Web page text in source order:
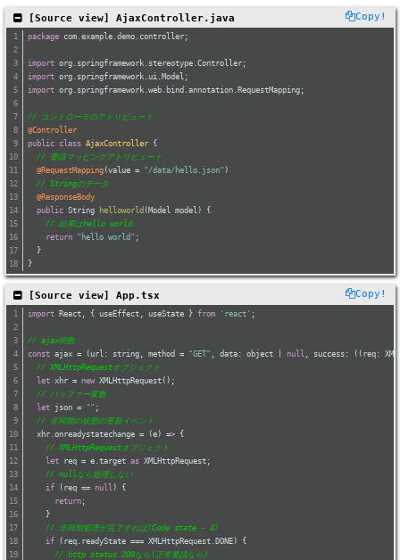
Copy!
[Source view] AjaxController.java
package com.example.demo.controller;
import org.springframework.stereotype.Controller;
import org.springframework.ui.Model;
import org.springframework.web.bind.annotation.RequestMapping;
// コントローラのアトリビュート
@Controller
public class AjaxController {
// 要請マッピングアトリビュート
@RequestMapping (value = "/data/hello.json" )
// Stringのデータ
@ResponseBody
public String helloworld (Model model)
{
// 結果はhello world
return "hello world" ;
  }
}
Copy!
[Source view] App.tsx
import React, { useEffect, useState } from 'react' ;
// ajax関数
const ajax = ( url: string, method = "GET" , data: object | null , success: ((req:
// XMLHttpRequestオブジェクト
let xhr = new XMLHttpRequest();
// バッファー変数
let json = "" ;
// 非同期の状態の更新イベント
  xhr.onreadystatechange =
(e) => {
// XMLHttpRequestオブジェクト
let req = e.target as XMLHttpRequest;
// nullなら処理しない
if (req == null) {
return ;
    }
// 非同期処理が完了すれば(Code state - 4)
if (req.readyState === XMLHttpRequest.DONE) {
// http status 200なら(正常要請なら)